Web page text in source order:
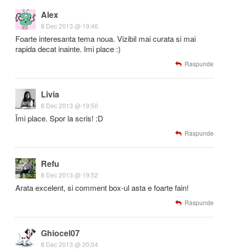
Alex
8 Dec 2013 @ 19:46
Foarte interesanta tema noua. Vizibil mai curata si mai
rapida decat inainte. Imi place :)
Raspunde
Livia
8 Dec 2013 @ 19:50
Îmi place. Spor la scris! :D
Raspunde
Refu
8 Dec 2013 @ 19:52
Arata excelent, si comment box-ul asta e foarte fain!
Raspunde
Ghiocel07
8 Dec 2013 @ 20:04